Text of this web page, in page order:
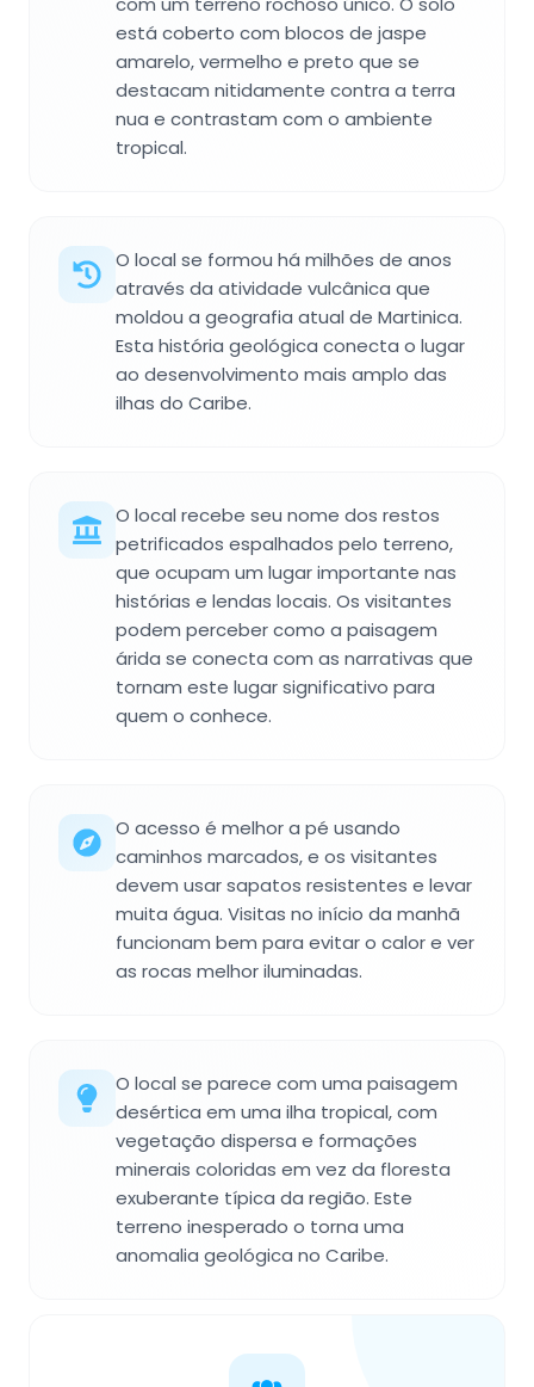
está coberto com blocos de jaspe
amarelo, vermelho e preto que se
destacam nitidamente contra a terra
nua e contrastam com o ambiente
tropical.
O local se formou há milhões de anos
através da atividade vulcânica que
moldou a geografia atual de Martinica.
Esta história geológica conecta o lugar
ao desenvolvimento mais amplo das
ilhas do Caribe.
O local recebe seu nome dos restos
petrificados espalhados pelo terreno,
que ocupam um lugar importante nas
histórias e lendas locais. Os visitantes
podem perceber como a paisagem
árida se conecta com as narrativas que
tornam este lugar significativo para
quem o conhece.
O acesso é melhor a pé usando
caminhos marcados, e os visitantes
devem usar sapatos resistentes e levar
muita água. Visitas no início da manhã
funcionam bem para evitar o calor e ver
as rocas melhor iluminadas.
O local se parece com uma paisagem
desértica em uma ilha tropical, com
vegetação dispersa e formações
minerais coloridas em vez da floresta
exuberante típica da região. Este
terreno inesperado o torna uma
anomalia geológica no Caribe.